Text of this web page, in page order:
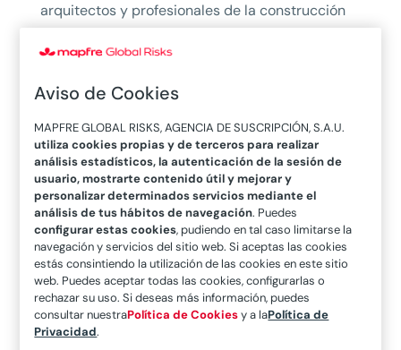
arquitectos y profesionales de la construcción
infraestructuras para “hacerlas inteligentes”,
enclave para el surgimiento de las smart cities, y
soluciones para conseguir:
–Una sólida red de transporte, a fin de
descongestionar el tráfico y reducir la polución,
bien a través de nuevas líneas de metro y
autobuses que garanticen un transporte público
de calidad, como también apostando por el
transporte sostenible (vehículos, bicicletas y
patinetes eléctricos). También sería preciso
disponer de sistemas de tráfico inteligentes,
Aviso de Cookies
MAPFRE GLOBAL RISKS, AGENCIA DE SUSCRIPCIÓN, S.A.U.
utiliza cookies propias y de terceros para realizar
análisis estadísticos, la autenticación de la sesión de
usuario, mostrarte contenido útil y mejorar y
personalizar determinados servicios mediante el
análisis de tus hábitos de navegación. Puedes
configurar estas cookies, pudiendo en tal caso limitarse la
navegación y servicios del sitio web. Si aceptas las cookies
estás consintiendo la utilización de las cookies en este sitio
web. Puedes aceptar todas las cookies, configurarlas o
rechazar su uso. Si deseas más información, puedes
consultar nuestraPolítica de Cookiesy a laPolítica de
Privacidad.